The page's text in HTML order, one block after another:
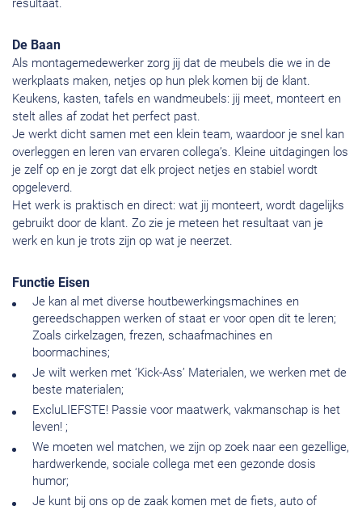
resultaat.
De Baan
Als montagemedewerker zorg jij dat de meubels die we in de
werkplaats maken, netjes op hun plek komen bij de klant.
Keukens, kasten, tafels en wandmeubels: jij meet, monteert en
stelt alles af zodat het perfect past.
Je werkt dicht samen met een klein team, waardoor je snel kan
overleggen en leren van ervaren collega’s. Kleine uitdagingen los
je zelf op en je zorgt dat elk project netjes en stabiel wordt
opgeleverd.
Het werk is praktisch en direct: wat jij monteert, wordt dagelijks
gebruikt door de klant. Zo zie je meteen het resultaat van je
werk en kun je trots zijn op wat je neerzet.
Functie Eisen
Je kan al met diverse houtbewerkingsmachines en
gereedschappen werken of staat er voor open dit te leren;
Zoals cirkelzagen, frezen, schaafmachines en
boormachines;
Je wilt werken met ‘Kick-Ass’ Materialen, we werken met de
beste materialen;
ExcluLIEFSTE! Passie voor maatwerk, vakmanschap is het
leven! ;
We moeten wel matchen, we zijn op zoek naar een gezellige,
hardwerkende, sociale collega met een gezonde dosis
humor;
Je kunt bij ons op de zaak komen met de fiets, auto of